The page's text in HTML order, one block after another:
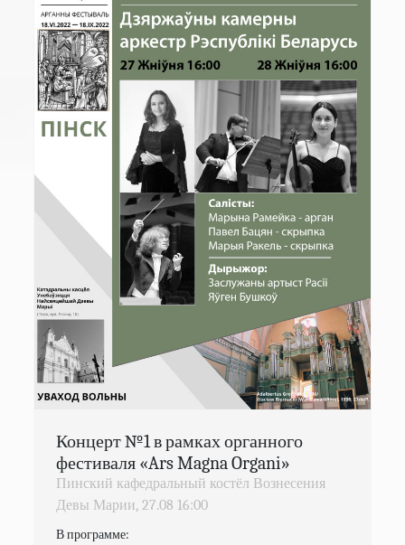
Концерт №1 в рамках органного
фестиваля «Ars Magna Organi»
Пинский кафедральный костёл Вознесения
Девы Марии, 27.08 16:00
В программе: